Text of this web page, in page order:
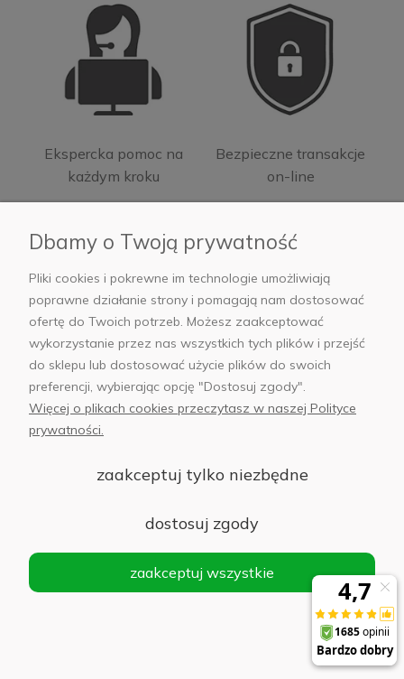
Ekspercka pomoc na
każdym kroku
Bezpieczne transakcje
on-line
Własny magazyn pod
Warszawą
14 salonów w 12
polskich miastach
Dbamy o Twoją prywatność
Pliki cookies i pokrewne im technologie umożliwiają
poprawne działanie strony i pomagają nam dostosować
ofertę do Twoich potrzeb. Możesz zaakceptować
wykorzystanie przez nas wszystkich tych plików i przejść
do sklepu lub dostosować użycie plików do swoich
preferencji, wybierając opcję "Dostosuj zgody".
Więcej o plikach cookies przeczytasz w naszej Polityce
prywatności.
zaakceptuj tylko niezbędne
dostosuj zgody
zaakceptuj wszystkie